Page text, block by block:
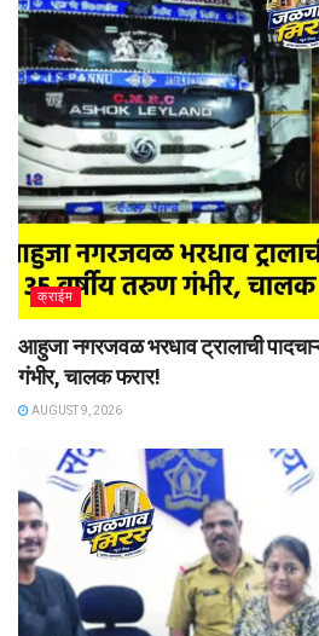
क्राईम
आहुजा नगरजवळ भरधाव ट्रालाची
गंभीर, चालक फरार!
AUGUST 9, 2026